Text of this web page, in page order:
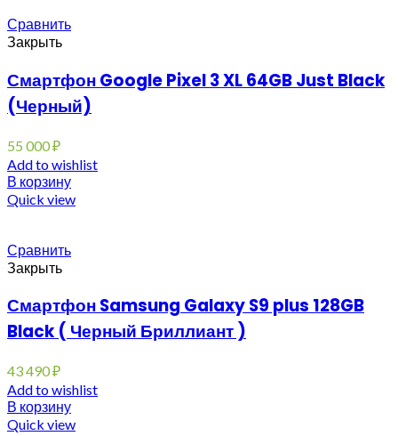
Сравнить
Закрыть
Смартфон Google Pixel 3 XL 64GB Just Black
(Черный)
55 000₽
Add to wishlist
В корзину
Quick view
Сравнить
Закрыть
Смартфон Samsung Galaxy S9 plus 128GB
Black ( Черный Бриллиант )
43 490₽
Add to wishlist
В корзину
Quick view